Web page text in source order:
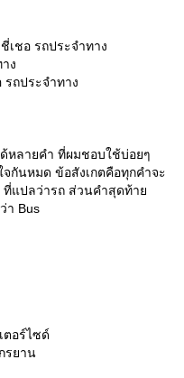
เชอ รถประจำทาง
ง
รถประจำทาง
หลายคำ ที่ผมชอบใช้บ่อยๆ
จกันหมด ข้อสังเกตคือทุกคำจะ
ที่แปลว่ารถ ส่วนคำสุดท้า
า Bus
ตอร์ไซด์
รยาน